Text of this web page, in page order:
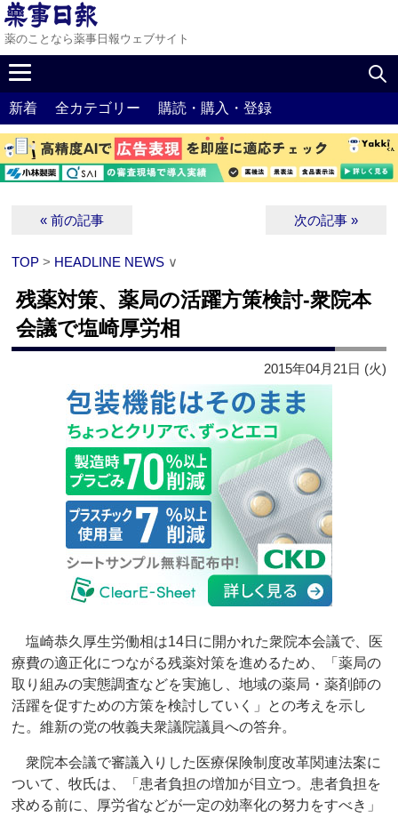
薬のことなら薬事日報ウェブサイト
新着 全カテゴリー 購読・購入・登録
« 前の記事 次の記事 »
TOP > HEADLINE NEWS ∨
残薬対策、薬局の活躍方策検討‐衆院本
会議で塩崎厚労相
2015年04月21日 (火)
塩崎恭久厚生労働相は14日に開かれた衆院本会議で、医
療費の適正化につながる残薬対策を進めるため、「薬局の
取り組みの実態調査などを実施し、地域の薬局・薬剤師の
活躍を促すための方策を検討していく」との考えを示し
た。維新の党の牧義夫衆議院議員への答弁。
衆院本会議で審議入りした医療保険制度改革関連法案に
ついて、牧氏は、「患者負担の増加が目立つ。患者負担を
求める前に、厚労省などが一定の効率化の努力をすべき」